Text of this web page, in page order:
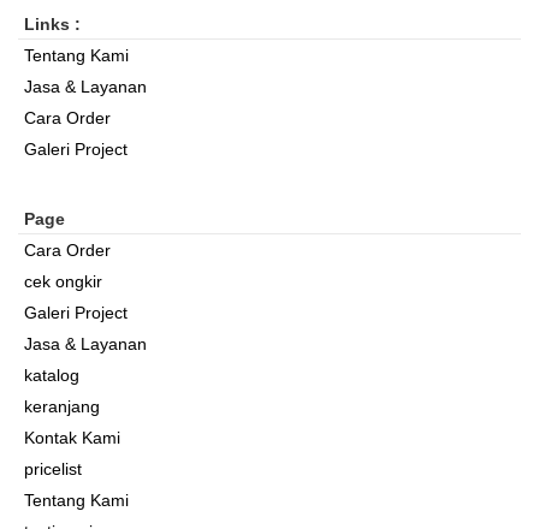
Links :
Tentang Kami
Jasa & Layanan
Cara Order
Galeri Project
Page
Cara Order
cek ongkir
Galeri Project
Jasa & Layanan
katalog
keranjang
Kontak Kami
pricelist
Tentang Kami